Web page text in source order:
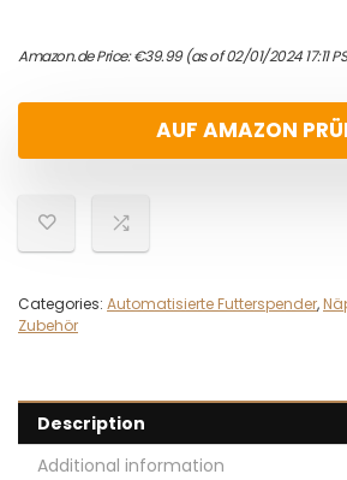
Amazon.de Price:€39.99(as of 02/01/2024 17:11
AUF AMAZON
Categories: Automatisierte Futterspender,
Zubehör
Description
Additional information